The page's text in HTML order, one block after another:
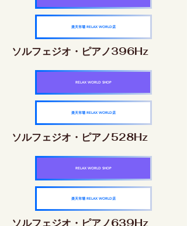
楽天市場 RELAX WORLD店
ソルフェジオ・ピアノ396Hz
RELAX WORLD SHOP
楽天市場 RELAX WORLD店
ソルフェジオ・ピアノ528Hz
RELAX WORLD SHOP
楽天市場 RELAX WORLD店
ソルフェジオ・ピアノ639Hz